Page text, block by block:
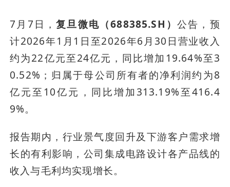
7月7日，复旦微电（688385.SH）公告，预
计2026年1月1日至2026年6月30日营业收入
约为22亿元至24亿元，同比增加19.64%至3
0.52%；归属于母公司所有者的净利润约为8
亿元至10亿元，同比增加313.19%至416.4
9%。
报告期内，行业景气度回升及下游客户需求增
长的有利影响，公司集成电路设计各产品线的
收入与毛利均实现增长。